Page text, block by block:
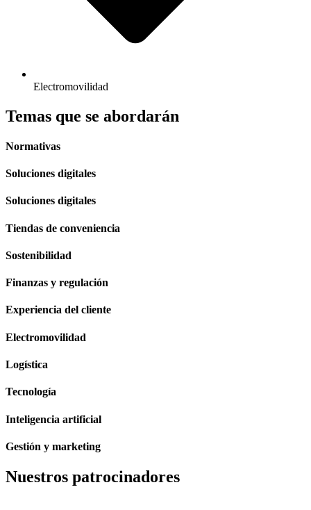
Electromovilidad
Temas que se abordarán
Normativas
Soluciones digitales
Soluciones digitales
Tiendas de conveniencia
Sostenibilidad
Finanzas y regulación
Experiencia del cliente
Electromovilidad
Logística
Tecnología
Inteligencia artificial
Gestión y marketing
Nuestros patrocinadores